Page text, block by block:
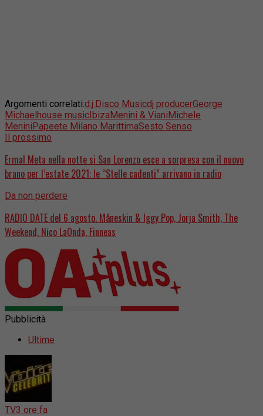
Argomenti correlati:d.j.Disco Musicdj producerGeorge
Michaelhouse musicIbizaMenini & VianiMichele
MeniniPapeete Milano MarittimaSesto Senso
Il prossimo
Ermal Meta nella notte si San Lorenzo esce a sorpresa con il nuovo
brano per l’estate 2021: le “Stelle cadenti” arrivano in radio
Da non perdere
RADIO DATE del 6 agosto. Måneskin & Iggy Pop, Jorja Smith, The
Weekend, Nico LaOnda, Finneas
Pubblicità
Ultime
TV3 ore fa